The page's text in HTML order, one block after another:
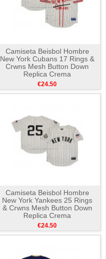
Camiseta Beisbol Hombre
New York Cubans 17 Rings &
Crwns Mesh Button Down
Replica Crema
€24.50
Camiseta Beisbol Hombre
New York Yankees 25 Rings
& Crwns Mesh Button Down
Replica Crema
€24.50